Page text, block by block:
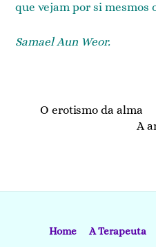
que vejam por si mesmos
Samael Aun Weor.
O erotismo da alma
A
Home A Terapeuta